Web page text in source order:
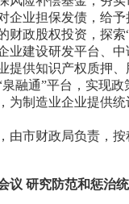
企业担保发债，给
财政股权投资，探
业建设研发平台、
提供知识产权质押
泉融通”平台，实现
为制造业企业提供
由市财政局负责，
议 研究防范和惩治